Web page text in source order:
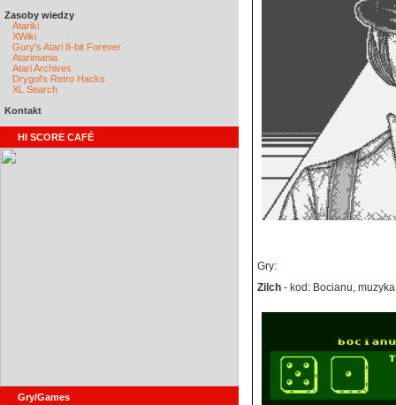
Zasoby wiedzy
Atariki
XWiki
Gury's Atari 8-bit Forever
Atarimania
Atari Archives
Drygol's Retro Hacks
XL Search
Kontakt
HI SCORE CAFÉ
Gry/Games
Gry:
Zilch - kod: Bocianu,